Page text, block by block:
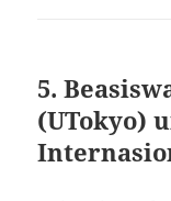
5.
(UTokyo)